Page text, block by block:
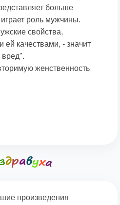
больше
роль мужчины.
свойства,
качествами, - значит
вред".
женственность
произведения